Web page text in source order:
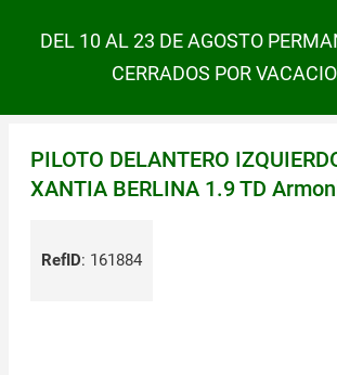
DEL 10 AL 23 DE AGOSTO
CERRADOS POR
PILOTO DELANTERO
XANTIA BERLINA 1.9 TD
RefID: 161884